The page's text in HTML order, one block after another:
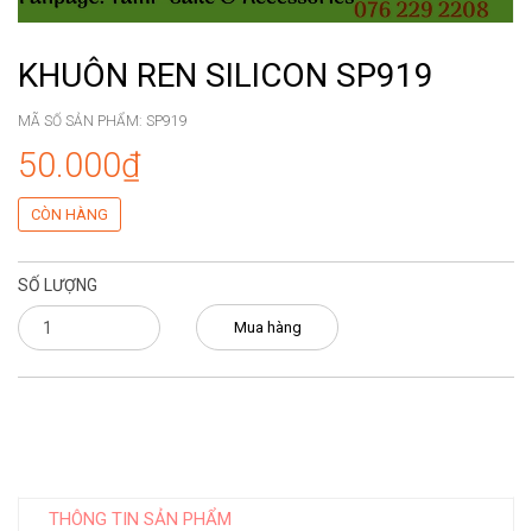
KHUÔN REN SILICON SP919
MÃ SỐ SẢN PHẨM: SP919
50.000₫
CÒN HÀNG
SỐ LƯỢNG
Mua hàng
THÔNG TIN SẢN PHẨM